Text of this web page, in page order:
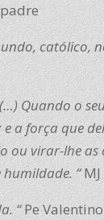
católico,
Quando o
a força que
ou virar-lhe
“MJ
“Pe